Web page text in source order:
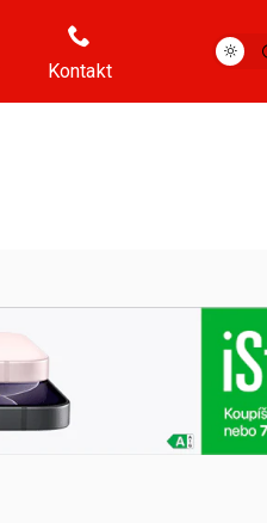
Kontakt